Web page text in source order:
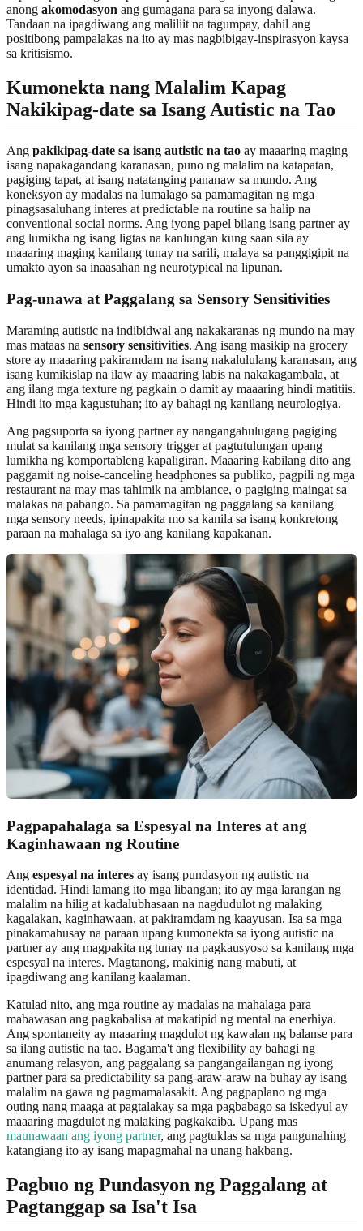
anong akomodasyon ang gumagana para sa inyong dalawa.
Tandaan na ipagdiwang ang maliliit na tagumpay, dahil ang
positibong pampalakas na ito ay mas nagbibigay-inspirasyon kaysa
sa kritisismo.
Kumonekta nang Malalim Kapag
Nakikipag-date sa Isang Autistic na Tao
Ang pakikipag-date sa isang autistic na tao ay maaaring maging
isang napakagandang karanasan, puno ng malalim na katapatan,
pagiging tapat, at isang natatanging pananaw sa mundo. Ang
koneksyon ay madalas na lumalago sa pamamagitan ng mga
pinagsasaluhang interes at predictable na routine sa halip na
conventional social norms. Ang iyong papel bilang isang partner ay
ang lumikha ng isang ligtas na kanlungan kung saan sila ay
maaaring maging kanilang tunay na sarili, malaya sa panggigipit na
umakto ayon sa inaasahan ng neurotypical na lipunan.
Pag-unawa at Paggalang sa Sensory Sensitivities
Maraming autistic na indibidwal ang nakakaranas ng mundo na may
mas mataas na sensory sensitivities. Ang isang masikip na grocery
store ay maaaring pakiramdam na isang nakalululang karanasan, ang
isang kumikislap na ilaw ay maaaring labis na nakakagambala, at
ang ilang mga texture ng pagkain o damit ay maaaring hindi matitiis.
Hindi ito mga kagustuhan; ito ay bahagi ng kanilang neurologiya.
Ang pagsuporta sa iyong partner ay nangangahulugang pagiging
mulat sa kanilang mga sensory trigger at pagtutulungan upang
lumikha ng komportableng kapaligiran. Maaaring kabilang dito ang
paggamit ng noise-canceling headphones sa publiko, pagpili ng mga
restaurant na may mas tahimik na ambiance, o pagiging maingat sa
malakas na pabango. Sa pamamagitan ng paggalang sa kanilang
mga sensory needs, ipinapakita mo sa kanila sa isang konkretong
paraan na mahalaga sa iyo ang kanilang kapakanan.
Pagpapahalaga sa Espesyal na Interes at ang
Kaginhawaan ng Routine
Ang espesyal na interes ay isang pundasyon ng autistic na
identidad. Hindi lamang ito mga libangan; ito ay mga larangan ng
malalim na hilig at kadalubhasaan na nagdudulot ng malaking
kagalakan, kaginhawaan, at pakiramdam ng kaayusan. Isa sa mga
pinakamahusay na paraan upang kumonekta sa iyong autistic na
partner ay ang magpakita ng tunay na pagkausyoso sa kanilang mga
espesyal na interes. Magtanong, makinig nang mabuti, at
ipagdiwang ang kanilang kaalaman.
Katulad nito, ang mga routine ay madalas na mahalaga para
mabawasan ang pagkabalisa at makatipid ng mental na enerhiya.
Ang spontaneity ay maaaring magdulot ng kawalan ng balanse para
sa ilang autistic na tao. Bagama't ang flexibility ay bahagi ng
anumang relasyon, ang paggalang sa pangangailangan ng iyong
partner para sa predictability sa pang-araw-araw na buhay ay isang
malalim na gawa ng pagmamalasakit. Ang pagpaplano ng mga
outing nang maaga at pagtalakay sa mga pagbabago sa iskedyul ay
maaaring magdulot ng malaking pagkakaiba. Upang mas
maunawaan ang iyong partner, ang pagtuklas sa mga pangunahing
katangiang ito ay isang mapagmahal na unang hakbang.
Pagbuo ng Pundasyon ng Paggalang at
Pagtanggap sa Isa't Isa